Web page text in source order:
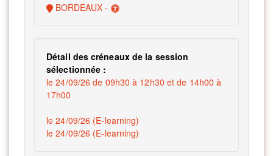
BORDEAUX -
Détail des créneaux de la session
sélectionnée :
le 24/09/26 de 09h30 à 12h30 et de 14h00 à
17h00
le 24/09/26 (E-learning)
le 24/09/26 (E-learning)